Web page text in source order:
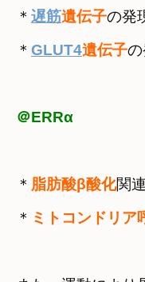
＊ 遅筋遺伝子の発
＊ GLUT4遺伝子
＠ERRα
＊ 脂肪酸β酸化関
＊ ミトコンドリア